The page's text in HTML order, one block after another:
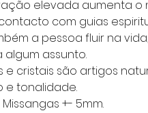
elevada aumenta
com guias
a pessoa fluir na
assunto.
e cristais são artigos
e tonalidade.
+- 5mm.